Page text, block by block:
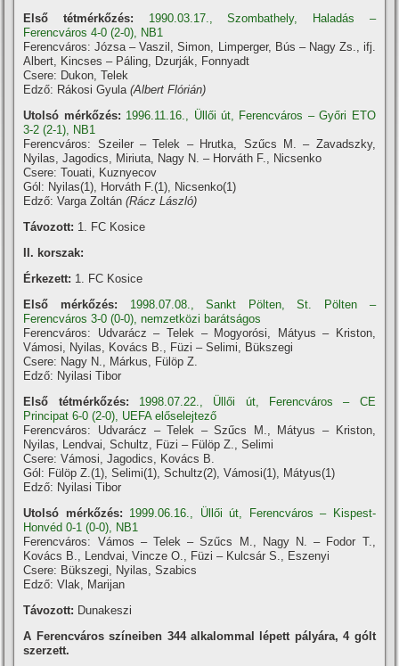
Első tétmérkőzés:
1990.03.17., Szombathely, Haladás –
Ferencváros 4-0 (2-0), NB1
Ferencváros: Józsa – Vaszil, Simon, Limperger, Bús – Nagy Zs., ifj.
Albert, Kincses – Páling, Dzurják, Fonnyadt
Csere: Dukon, Telek
Edző: Rákosi Gyula(Albert Flórián)
Utolsó mérkőzés: 1996.11.16., Üllői út, Ferencváros – Győri ETO
3-2 (2-1), NB1
Ferencváros: Szeiler – Telek – Hrutka, Szűcs M. – Zavadszky,
Nyilas, Jagodics, Miriuta, Nagy N. – Horváth F., Nicsenko
Csere: Touati, Kuznyecov
Gól: Nyilas(1), Horváth F.(1), Nicsenko(1)
Edző: Varga Zoltán(Rácz László)
Távozott: 1. FC Kosice
II. korszak:
Érkezett: 1. FC Kosice
Első mérkőzés:
1998.07.08., Sankt Pölten, St. Pölten –
Ferencváros 3-0 (0-0), nemzetközi barátságos
Ferencváros: Udvarácz – Telek – Mogyorósi, Mátyus – Kriston,
Vámosi, Nyilas, Kovács B., Füzi – Selimi, Bükszegi
Csere: Nagy N., Márkus, Fülöp Z.
Edző: Nyilasi Tibor
Első tétmérkőzés:
1998.07.22., Üllői út, Ferencváros – CE
Principat 6-0 (2-0), UEFA előselejtező
Ferencváros: Udvarácz – Telek – Szűcs M., Mátyus – Kriston,
Nyilas, Lendvai, Schultz, Füzi – Fülöp Z., Selimi
Csere: Vámosi, Jagodics, Kovács B.
Gól: Fülöp Z.(1), Selimi(1), Schultz(2), Vámosi(1), Mátyus(1)
Edző: Nyilasi Tibor
Utolsó mérkőzés: 1999.06.16., Üllői út, Ferencváros – Kispest-
Honvéd 0-1 (0-0), NB1
Ferencváros: Vámos – Telek – Szűcs M., Nagy N. – Fodor T.,
Kovács B., Lendvai, Vincze O., Füzi – Kulcsár S., Eszenyi
Csere: Bükszegi, Nyilas, Szabics
Edző: Vlak, Marijan
Távozott: Dunakeszi
A Ferencváros szí­neiben 344 alkalommal lépett pályára, 4 gólt
szerzett.